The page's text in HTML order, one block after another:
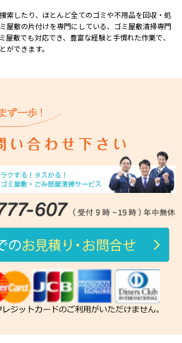
索したり、ほとんど全てのゴミや不⽤品を回収・処
屋敷の⽚付けを専⾨にしている、ゴミ屋敷清掃専⾨
屋敷でも対応でき、豊富な経験と⼿慣れた作業で、
ができます。